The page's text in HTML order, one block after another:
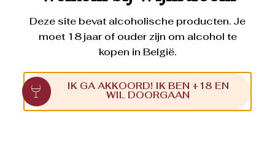
Foodpairing
Groene asperges met mousselinesaus, gegrilde vis, wit
vlees, gerechten met Aziatische invloeden, sauzen op
basis van aromatische kruiden
Appellatie
Vin de France
Deze site bevat alcoholische producten. Je
moet 18 jaar of ouder zijn om alcohol te
kopen in België.
IK GA AKKOORD! IK BEN +18 EN
WIL DOORGAAN